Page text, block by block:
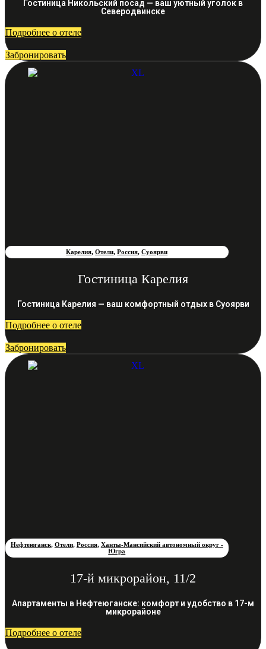
Гостиница Никольский посад — ваш уютный уголок в
Северодвинске
Подробнее о отеле
Забронировать
Карелия,Отели,Россия,Суоярви
Гостиница Карелия
Гостиница Карелия — ваш комфортный отдых в Суоярви
Подробнее о отеле
Забронировать
Нефтеюганск, Отели, Россия, Ханты-Мансийский автономный округ -
Югра
17-й микрорайон, 11/2
Апартаменты в Нефтеюганске: комфорт и удобство в 17-м
микрорайоне
Подробнее о отеле